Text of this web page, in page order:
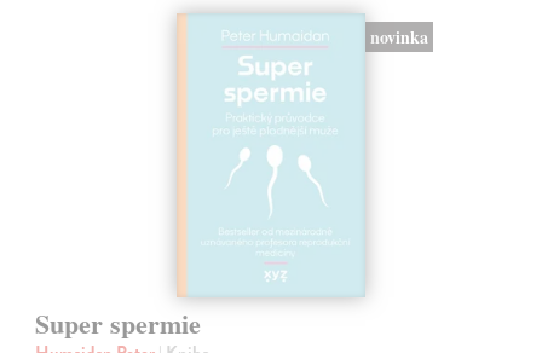
novinka
Super spermie